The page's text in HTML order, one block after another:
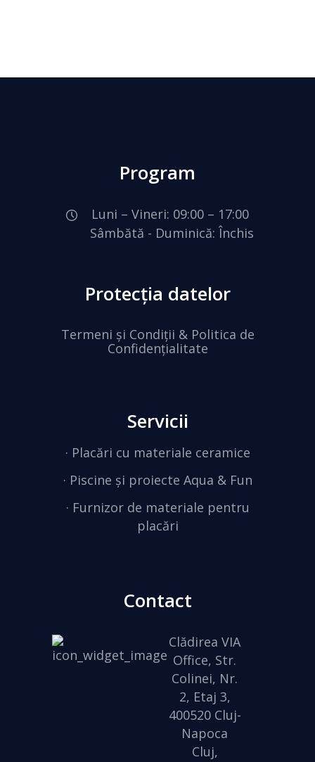
Program
Luni – Vineri: 09:00 – 17:00
Sâmbătă - Duminică: Închis
Protecția datelor
Termeni și Condiții & Politica de
Confidențialitate
Servicii
· Placări cu materiale ceramice
· Piscine și proiecte Aqua & Fun
· Furnizor de materiale pentru
placări
Contact
Clădirea VIA
Office, Str.
Colinei, Nr.
2, Etaj 3,
400520 Cluj-
Napoca
Cluj,